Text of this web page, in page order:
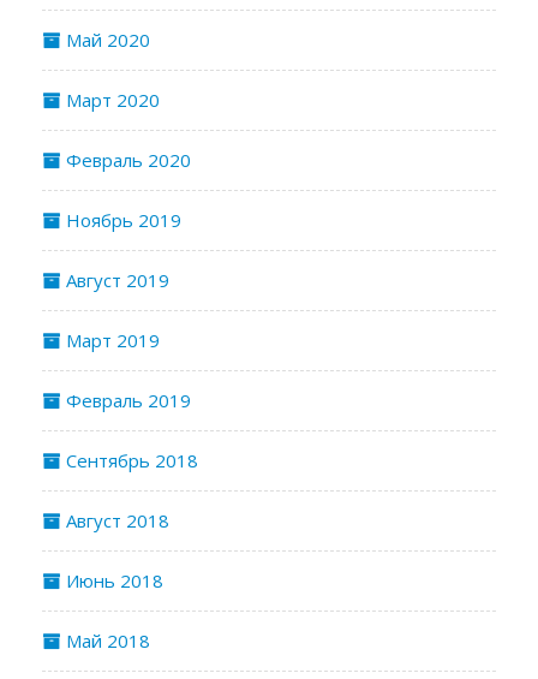
Май 2020
Март 2020
Февраль 2020
Ноябрь 2019
Август 2019
Март 2019
Февраль 2019
Сентябрь 2018
Август 2018
Июнь 2018
Май 2018